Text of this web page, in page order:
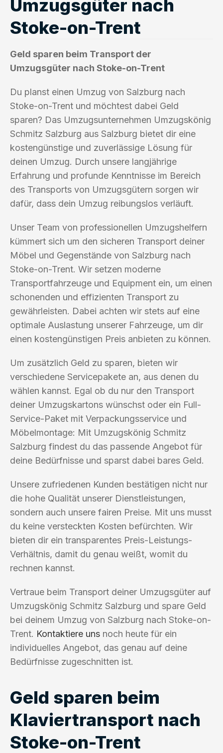
Umzugsgüter nach
Stoke-on-Trent
Geld sparen beim Transport der
Umzugsgüter nach Stoke-on-Trent
Du planst einen Umzug von Salzburg nach
Stoke-on-Trent und möchtest dabei Geld
sparen? Das Umzugsunternehmen Umzugskönig
Schmitz Salzburg aus Salzburg bietet dir eine
kostengünstige und zuverlässige Lösung für
deinen Umzug. Durch unsere langjährige
Erfahrung und profunde Kenntnisse im Bereich
des Transports von Umzugsgütern sorgen wir
dafür, dass dein Umzug reibungslos verläuft.
Unser Team von professionellen Umzugshelfern
kümmert sich um den sicheren Transport deiner
Möbel und Gegenstände von Salzburg nach
Stoke-on-Trent. Wir setzen moderne
Transportfahrzeuge und Equipment ein, um einen
schonenden und effizienten Transport zu
gewährleisten. Dabei achten wir stets auf eine
optimale Auslastung unserer Fahrzeuge, um dir
einen kostengünstigen Preis anbieten zu können.
Um zusätzlich Geld zu sparen, bieten wir
verschiedene Servicepakete an, aus denen du
wählen kannst. Egal ob du nur den Transport
deiner Umzugskartons wünschst oder ein Full-
Service-Paket mit Verpackungsservice und
Möbelmontage: Mit Umzugskönig Schmitz
Salzburg findest du das passende Angebot für
deine Bedürfnisse und sparst dabei bares Geld.
Unsere zufriedenen Kunden bestätigen nicht nur
die hohe Qualität unserer Dienstleistungen,
sondern auch unsere fairen Preise. Mit uns musst
du keine versteckten Kosten befürchten. Wir
bieten dir ein transparentes Preis-Leistungs-
Verhältnis, damit du genau weißt, womit du
rechnen kannst.
Vertraue beim Transport deiner Umzugsgüter auf
Umzugskönig Schmitz Salzburg und spare Geld
bei deinem Umzug von Salzburg nach Stoke-on-
Trent. Kontaktiere uns noch heute für ein
individuelles Angebot, das genau auf deine
Bedürfnisse zugeschnitten ist.
Geld sparen beim
Klaviertransport nach
Stoke-on-Trent